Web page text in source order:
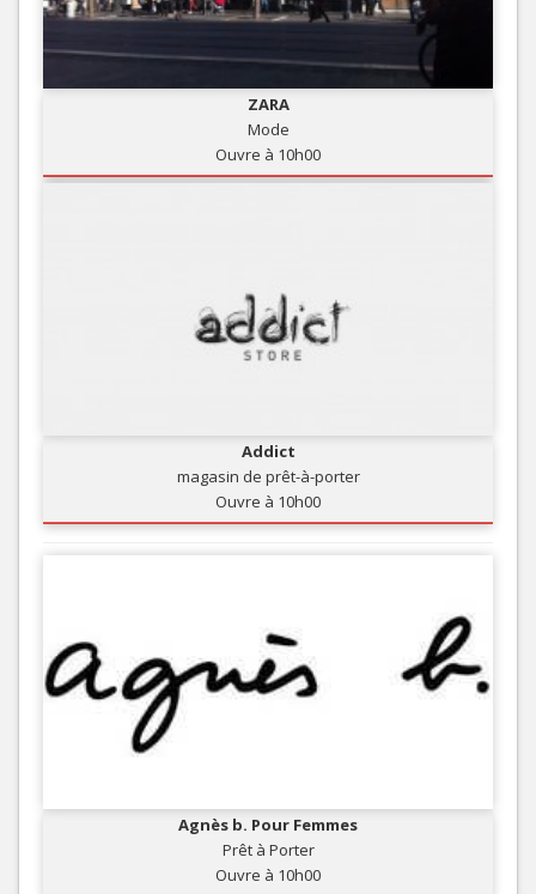
ZARA
Mode
Ouvre à 10h00
Addict
magasin de prêt-à-porter
Ouvre à 10h00
Agnès b. Pour Femmes
Prêt à Porter
Ouvre à 10h00